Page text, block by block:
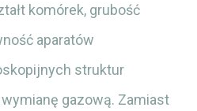
komórek, grubość
aparatów
struktur
gazową. Zamiast